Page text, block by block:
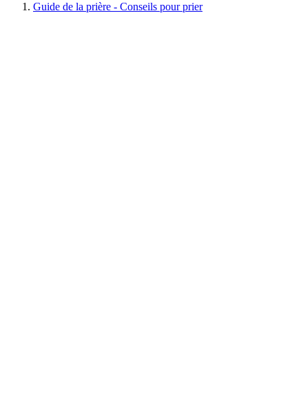
Guide de la prière - Conseils pour prier